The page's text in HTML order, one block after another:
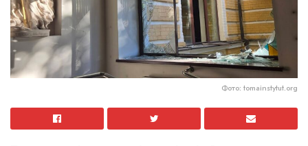
Фото: tomainstytut.org